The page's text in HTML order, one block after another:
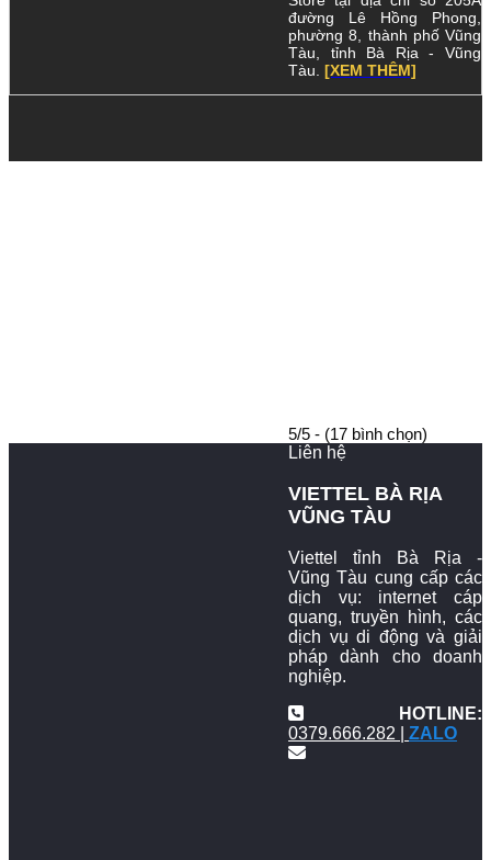
đường Lê Hồng Phong,
phường 8, thành phố Vũng
Tàu, tỉnh Bà Rịa - Vũng
Tàu. [XEM THÊM]
5/5 - (17 bình chọn)
Liên hệ
VIETTEL BÀ RỊA
VŨNG TÀU
Viettel tỉnh Bà Rịa -
Vũng Tàu cung cấp các
dịch vụ: internet cáp
quang, truyền hình, các
dịch vụ di động và giải
pháp dành cho doanh
nghiệp.
HOTLINE:
0379.666.282 | ZALO